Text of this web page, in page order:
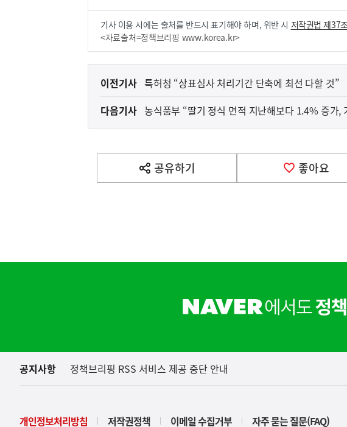
기사 이용 시에는 출처를 반드시 표기해야 하며, 위반 시 저작권법 제37조
<자료출처=정책브리핑 www.korea.kr>
이
다
음
기
영
이전기사 특허청 “상표심사 처리기간 단축에 최선 다할 것”
다음기사 농식품부 “딸기 정식 면적 지난해보다 1.4% 증가,
공유하기
열
기
좋아요
공지사항 정책브리핑 RSS 서비스 제공 중단 안내
개인정보처리방침 저작권정책 이메일 수집거부 자주 묻는 질문(FAQ)